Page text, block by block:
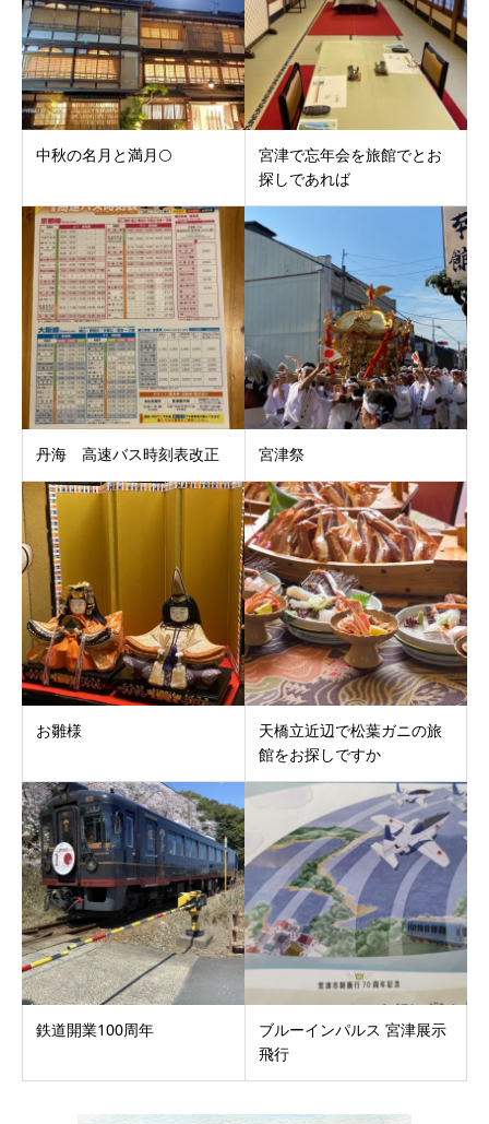
中秋の名月と満月🌕
宮津で忘年会を旅館でとお
探しであれば
丹海 高速バス時刻表改正 宮津祭
お雛様
天橋立近辺で松葉ガニの旅
館をお探しですか
鉄道開業100周年
ブルーインパルス 宮津展示
飛行